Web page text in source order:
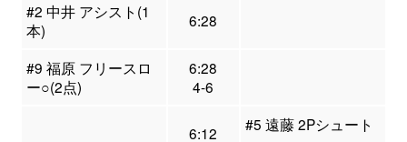
#2 中井 アシスト(1
本)
6:28
#9 福原 フリースロ
ー○(2点)
6:28
4-6
6:12
#5 遠藤 2Pシュート